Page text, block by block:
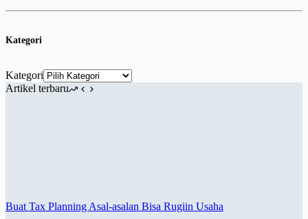
Kategori
Kategori
Artikel terbaru
Buat Tax Planning Asal-asalan Bisa Rugiin Usaha